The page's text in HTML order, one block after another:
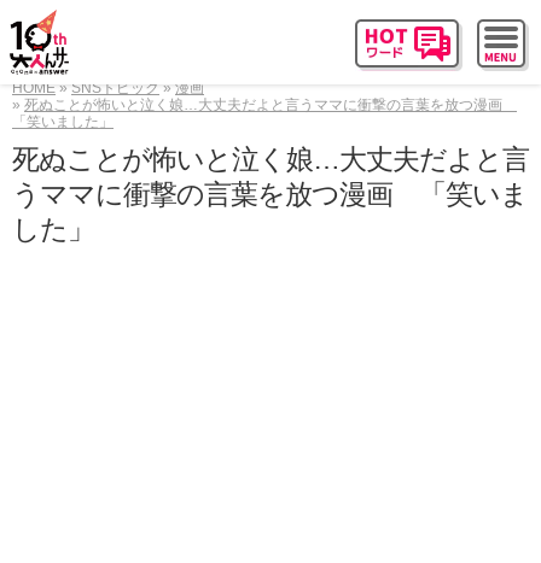
HOME SNSトピック
漫画
死ぬことが怖いと泣く娘…大丈夫だよと言うママに衝撃の言葉を放つ漫画
「笑いました」
死ぬことが怖いと泣く娘…大丈夫だよと言
うママに衝撃の言葉を放つ漫画 「笑いま
した」